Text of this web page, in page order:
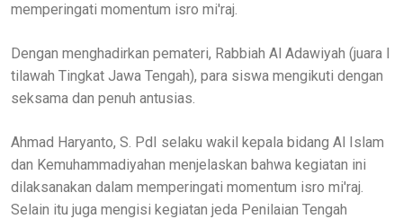
memperingati momentum isro mi'raj.
Dengan menghadirkan pemateri, Rabbiah Al Adawiyah (juara I
tilawah Tingkat Jawa Tengah), para siswa mengikuti dengan
seksama dan penuh antusias.
Ahmad Haryanto, S. PdI selaku wakil kepala bidang Al Islam
dan Kemuhammadiyahan menjelaskan bahwa kegiatan ini
dilaksanakan dalam memperingati momentum isro mi'raj.
Selain itu juga mengisi kegiatan jeda Penilaian Tengah